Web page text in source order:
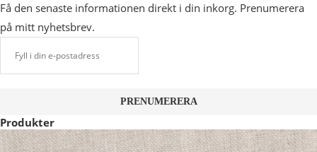
Få den senaste informationen direkt i din inkorg. Prenumerera
på mitt nyhetsbrev.
Produkter